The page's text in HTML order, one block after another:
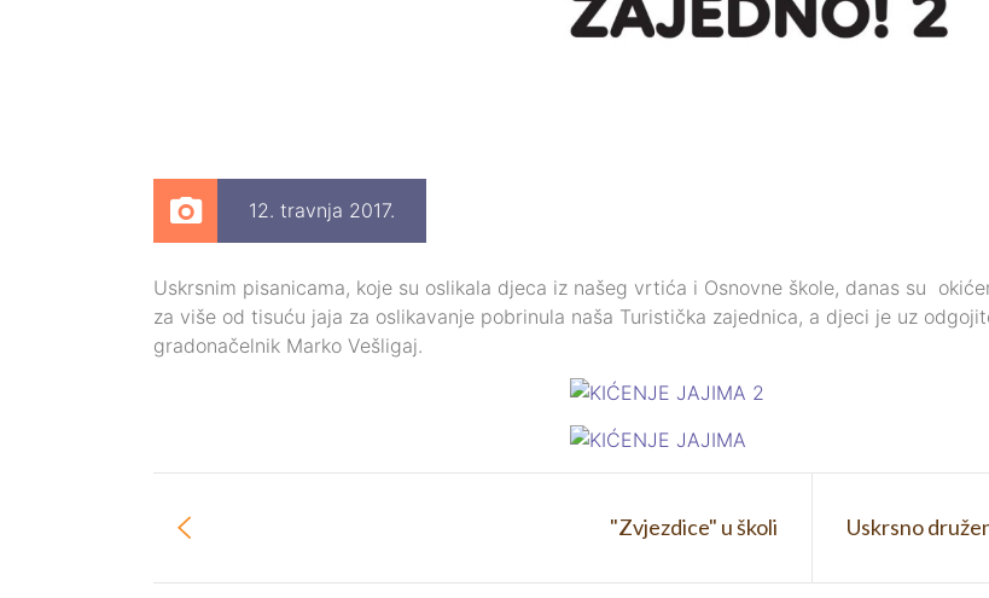
12. travnja 2017.
Uskrsnim pisanicama, koje su oslikala djeca iz našeg vrtića i Osnovne škole, danas su
za više od tisuću jaja za oslikavanje pobrinula naša Turistička zajednica, a djeci je uz
gradonačelnik Marko Vešligaj.
Uskrsno
"Zvjezdice" u školi